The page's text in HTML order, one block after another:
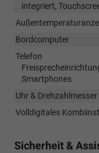
integriert,
Bordcomputer
Telefon
Smartphones
Uhr & Drehzahlmesser
Volldigitales
Sicherheit &